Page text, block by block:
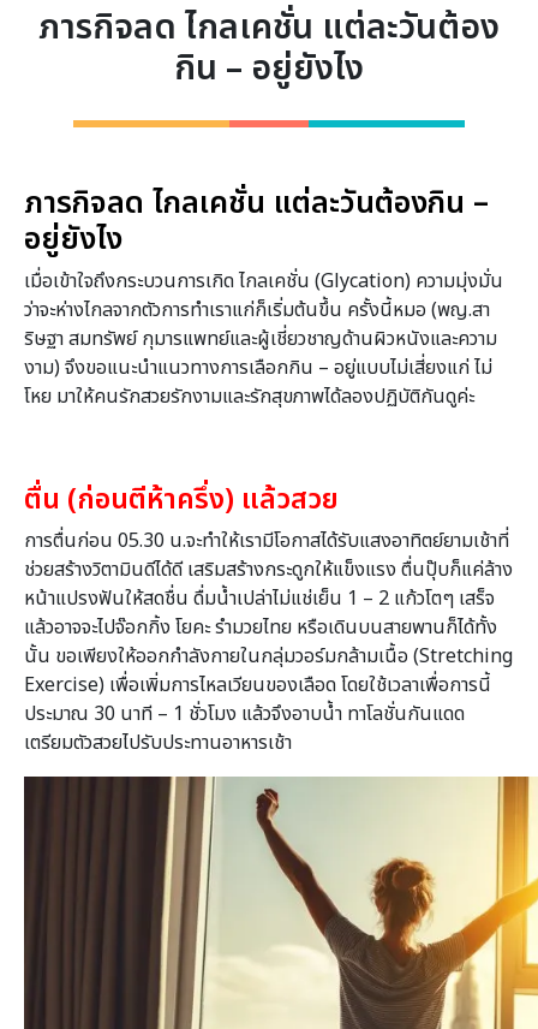
ภารกิจลด ไกลเคชั่น แต่ละวันต้อง
กิน – อยู่ยังไง
ภารกิจลด ไกลเคชั่น แต่ละวันต้องกิน –
อยู่ยังไง
เมื่อเข้าใจถึงกระบวนการเกิด ไกลเคชั่น (Glycation) ความมุ่งมั่น
ว่าจะห่างไกลจากตัวการทำเราแก่ก็เริ่มต้นขึ้น ครั้งนี้หมอ (พญ.สา
ริษฐา สมทรัพย์ กุมารแพทย์และผู้เชี่ยวชาญด้านผิวหนังและความ
งาม) จึงขอแนะนำแนวทางการเลือกกิน – อยู่แบบไม่เสี่ยงแก่ ไม่
โหย มาให้คนรักสวยรักงามและรักสุขภาพได้ลองปฏิบัติกันดูค่ะ
ตื่น (ก่อนตีห้าครึ่ง) แล้วสวย
การตื่นก่อน 05.30 น.จะทำให้เรามีโอกาสได้รับแสงอาทิตย์ยามเช้าที่
ช่วยสร้างวิตามินดีได้ดี เสริมสร้างกระดูกให้แข็งแรง ตื่นปุ๊บก็แค่ล้าง
หน้าแปรงฟันให้สดชื่น ดื่มน้ำเปล่าไม่แช่เย็น 1 – 2 แก้วโตๆ เสร็จ
แล้วอาจจะไปจ๊อกกิ้ง โยคะ รำมวยไทย หรือเดินบนสายพานก็ได้ทั้ง
นั้น ขอเพียงให้ออกกำลังกายในกลุ่มวอร์มกล้ามเนื้อ (Stretching
Exercise) เพื่อเพิ่มการไหลเวียนของเลือด โดยใช้เวลาเพื่อการนี้
ประมาณ 30 นาที – 1 ชั่วโมง แล้วจึงอาบน้ำ ทาโลชั่นกันแดด
เตรียมตัวสวยไปรับประทานอาหารเช้า